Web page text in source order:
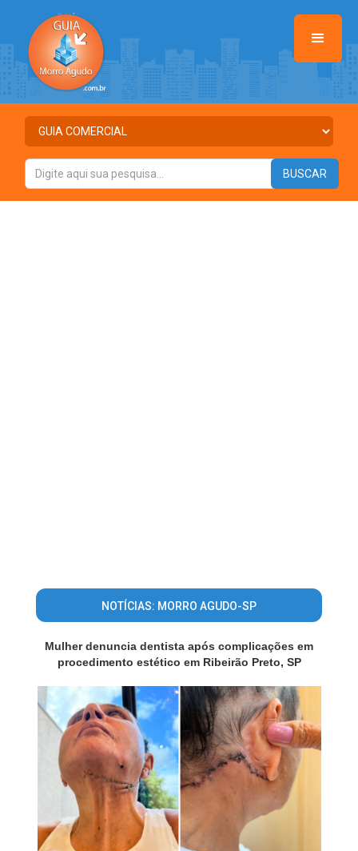
NOTÍCIAS: MORRO AGUDO-SP
Mulher denuncia dentista após complicações em
procedimento estético em Ribeirão Preto, SP